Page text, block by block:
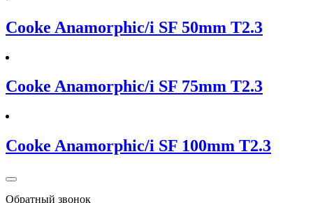
Cooke Anamorphic/i SF 50mm T2.3
Cooke Anamorphic/i SF 75mm T2.3
Cooke Anamorphic/i SF 100mm T2.3
Обратный звонок